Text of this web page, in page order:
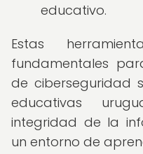
educativo.
Estas
fundamentales
de ciberseguridad
educativas
integridad de la
un entorno de